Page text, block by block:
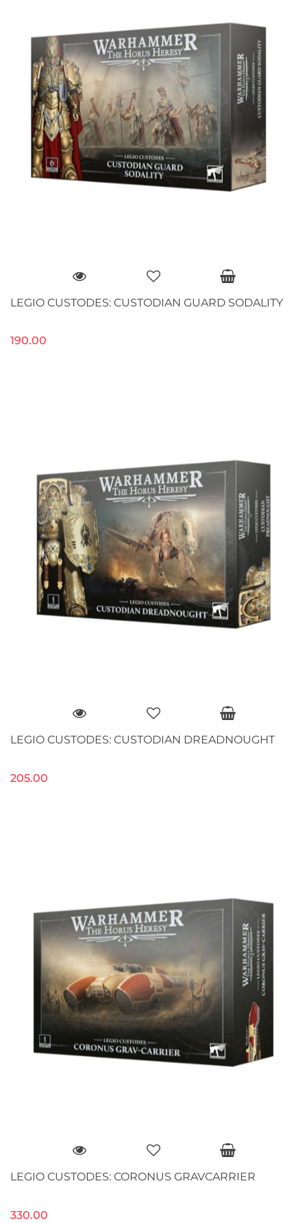
LEGIO CUSTODES: CUSTODIAN GUARD SODALITY
190.00
LEGIO CUSTODES: CUSTODIAN DREADNOUGHT
205.00
LEGIO CUSTODES: CORONUS GRAVCARRIER
330.00